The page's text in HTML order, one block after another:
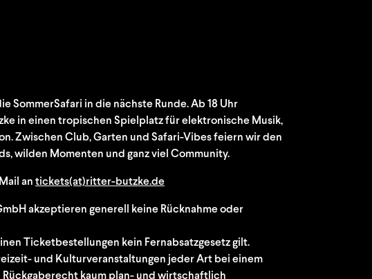
SommerSafari in die nächste Runde. Ab 18 Uhr
in einen tropischen Spielplatz für elektronische Musik,
Zwischen Club, Garten und Safari-Vibes feiern wir den
wilden Momenten und ganz viel Community.
an tickets(at)ritter-butzke.de
akzeptieren generell keine Rücknahme oder
Ticketbestellungen kein Fernabsatzgesetz gilt.
und Kulturveranstaltungen jeder Art bei einem
kaum plan- und wirtschaftlich